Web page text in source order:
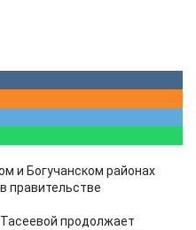
и Богучанском районах
правительстве
продолжает